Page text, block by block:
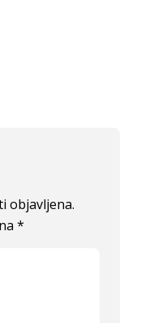
objavljena.
*